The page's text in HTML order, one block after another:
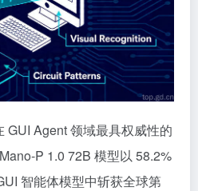
GUI Agent 领域最具权威性的
P 1.0 72B 模型以 58.2%
智能体模型中斩获全球第